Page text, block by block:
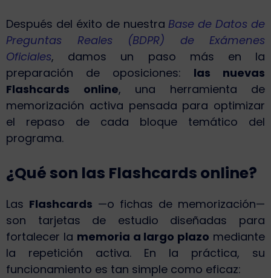
Después del éxito de nuestraBase de Datos de
Preguntas Reales (BDPR) de Exámenes
Oficiales, damos un paso más en la
preparación de oposiciones: las nuevas
Flashcards online, una herramienta de
memorización activa pensada para optimizar
el repaso de cada bloque temático del
programa.
¿Qué son las Flashcards online?
Las Flashcards —o fichas de memorización—
son tarjetas de estudio diseñadas para
fortalecer la memoria a largo plazo mediante
la repetición activa. En la práctica, su
funcionamiento es tan simple como eficaz: